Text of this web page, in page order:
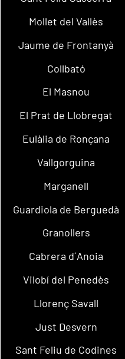
Mollet del Vallès
Jaume de Frontanyà
Collbató
El Masnou
El Prat de Llobregat
Eulàlia de Ronçana
Vallgorguina
Marganell
Guardiola de Berguedà
Granollers
Cabrera d´Anoia
Vilobí del Penedès
Llorenç Savall
Just Desvern
Sant Feliu de Codines